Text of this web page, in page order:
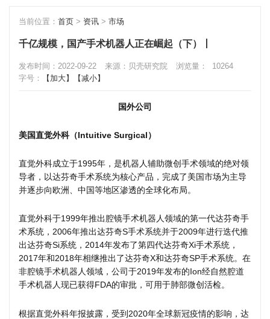
当前位置： 首页 > 资讯 > 市场
千亿规模，国产手术机器人正在崛起（下）丨
发布时间：2022-09-22 来源：贝壳研究院 浏览量：
10264
字号：
【加大】 【减小】
国外公司
美国直觉外科（Intuitive Surgical）
直觉外科成立于1995年，是机器人辅助微创手术领域的绝对领
导者，以达芬奇手术系统为核心产品，完成了美国市场为主导
并逐步向欧洲、中国等地区渗透的全球化布局。
直觉外科于1999年推出腔镜手术机器人领域的第一代达芬奇手
术系统，2006年推出达芬奇S手术系统并于2009年进行迭代推
出达芬奇Si系统，2014年发布了第四代达芬奇Xi手术系统，
2017年和2018年相继推出了达芬奇X和达芬奇SP手术系统。在
非腔镜手术机器人领域，公司于2019年发布的Ion经自然腔道
手术机器人现已获得FDA的审批，可用于肺部微创活检。
根据直觉外科年报披露，受到2020年全球新冠疫情的影响，达